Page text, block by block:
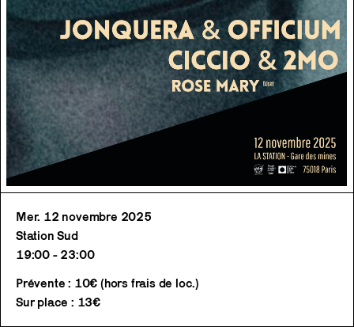
Mer. 12 novembre 2025
Station Sud
19:00 - 23:00
Prévente : 10€ (hors frais de loc.)
Sur place : 13€